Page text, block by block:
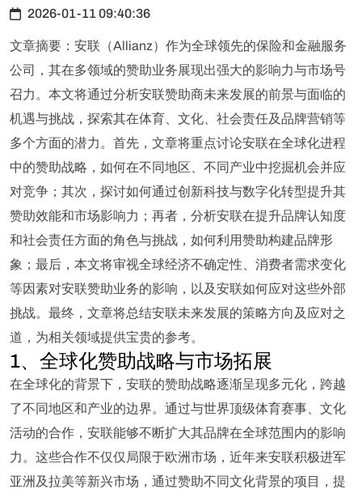
2026-01-11 09:40:36
文章摘要：安联（Allianz）作为全球领先的保险和金融服务
公司，其在多领域的赞助业务展现出强大的影响力与市场号
召力。本文将通过分析安联赞助商未来发展的前景与面临的
机遇与挑战，探索其在体育、文化、社会责任及品牌营销等
多个方面的潜力。首先，文章将重点讨论安联在全球化进程
中的赞助战略，如何在不同地区、不同产业中挖掘机会并应
对竞争；其次，探讨如何通过创新科技与数字化转型提升其
赞助效能和市场影响力；再者，分析安联在提升品牌认知度
和社会责任方面的角色与挑战，如何利用赞助构建品牌形
象；最后，本文将审视全球经济不确定性、消费者需求变化
等因素对安联赞助业务的影响，以及安联如何应对这些外部
挑战。最终，文章将总结安联未来发展的策略方向及应对之
道，为相关领域提供宝贵的参考。
1、全球化赞助战略与市场拓展
在全球化的背景下，安联的赞助战略逐渐呈现多元化，跨越
了不同地区和产业的边界。通过与世界顶级体育赛事、文化
活动的合作，安联能够不断扩大其品牌在全球范围内的影响
力。这些合作不仅仅局限于欧洲市场，近年来安联积极进军
亚洲及拉美等新兴市场，通过赞助不同文化背景的项目，提